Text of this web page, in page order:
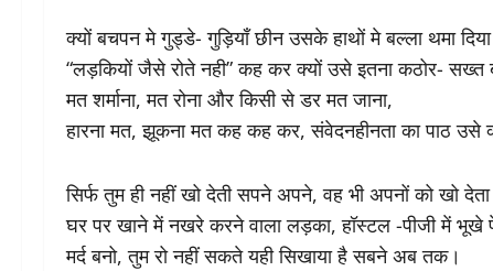
क्यों बचपन मे गुड्डे- गुड़ियाँ छीन उसके हाथों मे बल्ला थमा
“लड़कियों जैसे रोते नही” कह कर क्यों उसे इतना कठोर- सख्त
मत शर्माना, मत रोना और किसी से डर मत जाना,
हारना मत, झूकना मत कह कह कर, संवेदनहीनता का पाठ उसे
सिर्फ तुम ही नहीं खो देती सपने अपने, वह भी अपनों को खो
घर पर खाने में नखरे करने वाला लड़का, हॉस्टल -पीजी में भूखे
मर्द बनो, तुम रो नहीं सकते यही सिखाया है सबने अब तक।